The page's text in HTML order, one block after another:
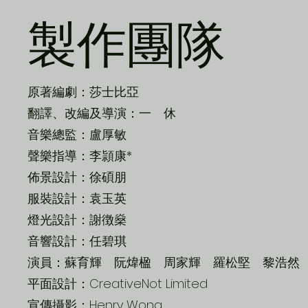
製作團隊
原著編劇：莎士比亞
翻譯、改編及導演：一 休
音樂總監：盧厚敏
聲樂指導：李頴康*
佈景設計：徐碩朋
服裝設計：袁玉英
燈光設計：謝徴燊
音響設計：任碧琪
演員：蘇育輝 阮煒楹 周家輝 羅松堅 黎浩
平面設計：CreativeNot Limited